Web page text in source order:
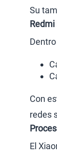
Su
Con
redes
El